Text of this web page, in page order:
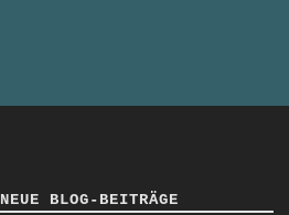
NEUE BLOG-BEITRÄGE